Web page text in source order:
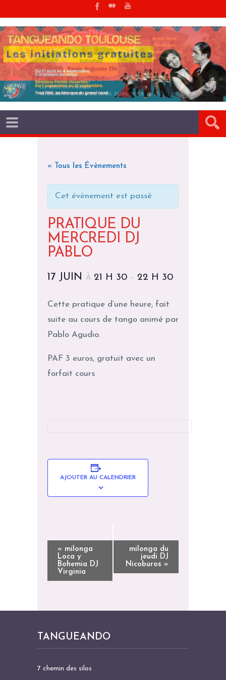
« Tous les Évènements
Cet évènement est passé
PRATIQUE DU
MERCREDI DJ
PABLO
17 JUIN À 21 H 30 – 22 H 30
Cette pratique d’une heure, fait
suite au cours de tango animé par
Pablo Agudio.
PAF 3 euros, gratuit avec un
forfait cours
AJOUTER AU CALENDRIER
T
I
N
« milonga
Loca y
Bohemia DJ
Virginia
milonga du
jeudi DJ
Nicoburos »
TANGUEANDO
7 chemin des silos